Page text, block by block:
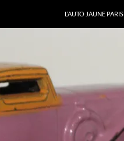
L’AUTO JAUNE PARIS